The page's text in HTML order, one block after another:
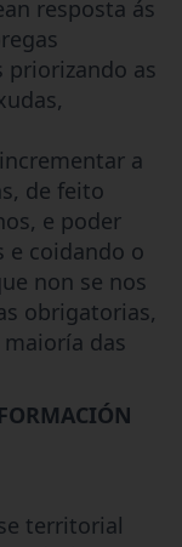
resposta ás
priorizando as
a
de feito
e poder
e coidando o
non se nos
obrigatorias,
das
territorial